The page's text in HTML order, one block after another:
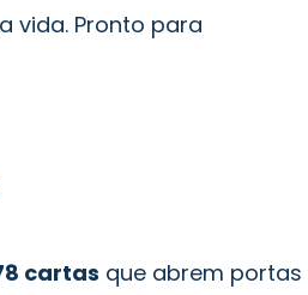
vida. Pronto para
cartas que abrem portas